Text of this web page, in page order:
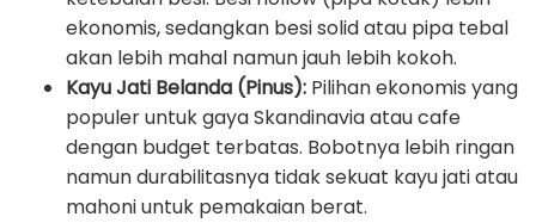
ekonomis, sedangkan besi solid atau pipa tebal
akan lebih mahal namun jauh lebih kokoh.
Kayu Jati Belanda (Pinus): Pilihan ekonomis yang
populer untuk gaya Skandinavia atau cafe
dengan budget terbatas. Bobotnya lebih ringan
namun durabilitasnya tidak sekuat kayu jati atau
mahoni untuk pemakaian berat.